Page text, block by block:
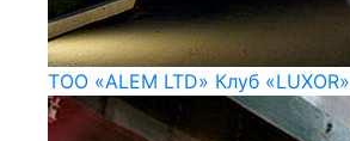
ТОО «ALEM LTD» Клуб «LUXOR»